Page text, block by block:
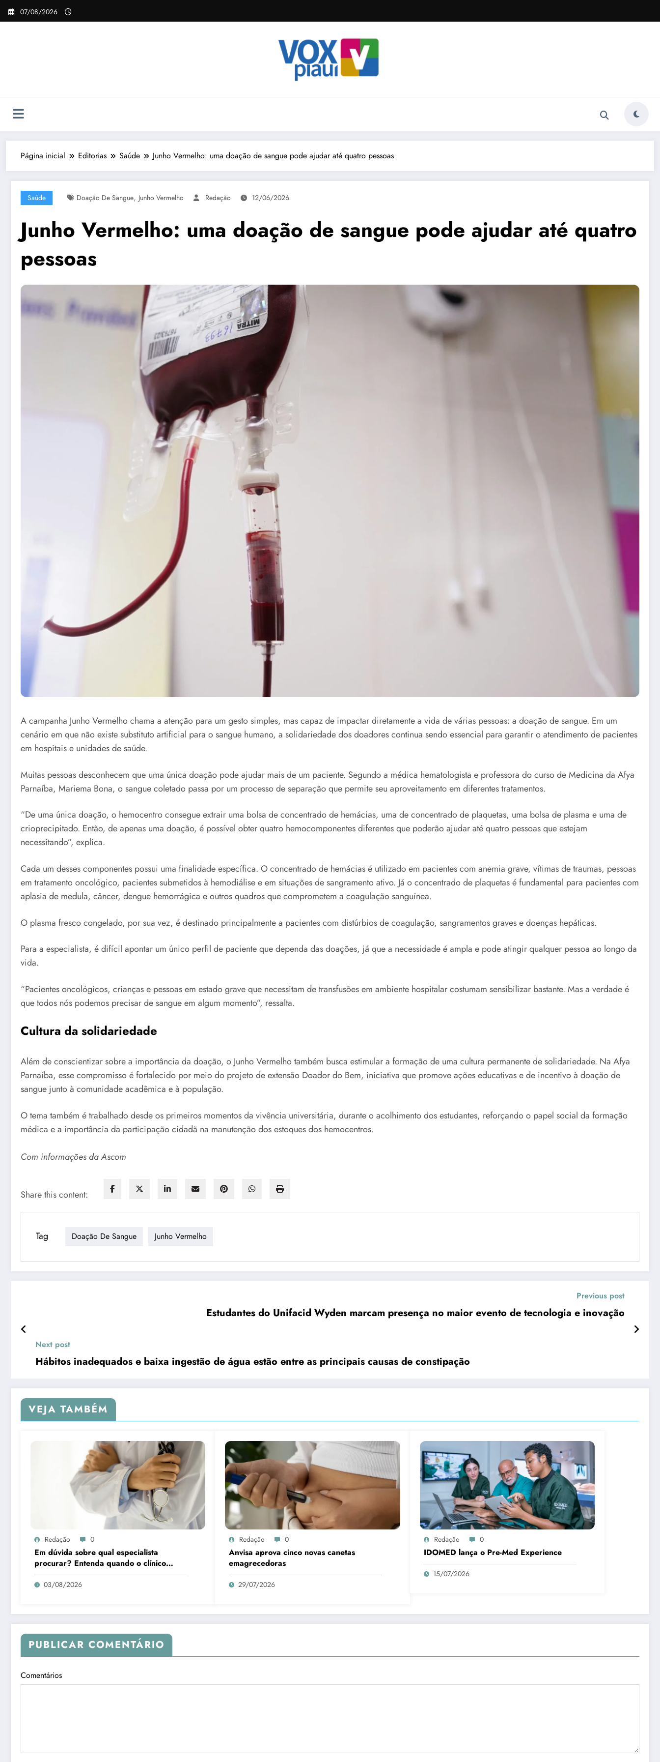
Pular
para
07/08/2026
Página inicial Editorias Saúde Junho Vermelho: uma doação de sangue pode ajudar até quatro pessoas
Saúde Doação De Sangue, Junho Vermelho Redação 12/06/2026
Junho Vermelho: uma doação de sangue pode ajudar até quatro
pessoas
A campanha Junho Vermelho chama a atenção para um gesto simples, mas capaz de impactar diretamente a vida de várias pessoas: a doação de sangue. Em um
cenário em que não existe substituto artificial para o sangue humano, a solidariedade dos doadores continua sendo essencial para garantir o atendimento de pacientes
em hospitais e unidades de saúde.
Muitas pessoas desconhecem que uma única doação pode ajudar mais de um paciente. Segundo a médica hematologista e professora do curso de Medicina da Afya
Parnaíba, Mariema Bona, o sangue coletado passa por um processo de separação que permite seu aproveitamento em diferentes tratamentos.
“De uma única doação, o hemocentro consegue extrair uma bolsa de concentrado de hemácias, uma de concentrado de plaquetas, uma bolsa de plasma e uma de
crioprecipitado. Então, de apenas uma doação, é possível obter quatro hemocomponentes diferentes que poderão ajudar até quatro pessoas que estejam
necessitando”, explica.
Cada um desses componentes possui uma finalidade específica. O concentrado de hemácias é utilizado em pacientes com anemia grave, vítimas de traumas, pessoas
em tratamento oncológico, pacientes submetidos à hemodiálise e em situações de sangramento ativo. Já o concentrado de plaquetas é fundamental para pacientes com
aplasia de medula, câncer, dengue hemorrágica e outros quadros que comprometem a coagulação sanguínea.
O plasma fresco congelado, por sua vez, é destinado principalmente a pacientes com distúrbios de coagulação, sangramentos graves e doenças hepáticas.
Para a especialista, é difícil apontar um único perfil de paciente que dependa das doações, já que a necessidade é ampla e pode atingir qualquer pessoa ao longo da
vida.
“Pacientes oncológicos, crianças e pessoas em estado grave que necessitam de transfusões em ambiente hospitalar costumam sensibilizar bastante. Mas a verdade é
que todos nós podemos precisar de sangue em algum momento”, ressalta.
Cultura da solidariedade
Além de conscientizar sobre a importância da doação, o Junho Vermelho também busca estimular a formação de uma cultura permanente de solidariedade. Na Afya
Parnaíba, esse compromisso é fortalecido por meio do projeto de extensão Doador do Bem, iniciativa que promove ações educativas e de incentivo à doação de
sangue junto à comunidade acadêmica e à população.
O tema também é trabalhado desde os primeiros momentos da vivência universitária, durante o acolhimento dos estudantes, reforçando o papel social da formação
médica e a importância da participação cidadã na manutenção dos estoques dos hemocentros.
Com informações da Ascom
Share this content:
Tag Doação De Sangue Junho Vermelho
Previous post
Estudantes do Unifacid Wyden marcam presença no maior evento de tecnologia e inovação
Next post
Hábitos inadequados e baixa ingestão de água estão entre as principais causas de constipação
VEJA TAMBÉM
Redação 0
Em dúvida sobre qual especialista
procurar? Entenda quando o clínico
médico é a melhor escolha
03/08/2026
Redação 0
Anvisa aprova cinco novas canetas
emagrecedoras
29/07/2026
Redação 0
IDOMED lança o Pre-Med Experience
15/07/2026
PUBLICAR COMENTÁRIO
Comentários